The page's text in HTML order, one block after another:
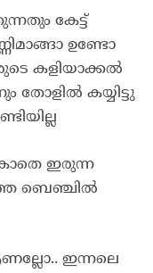
കേട്ട്
ഉണ്ടോ
കളിയാക്കൽ
തോളിൽ കയ്യിട്ടു
ഇരുന്ന
ബെഞ്ചിൽ
ഇന്നലെ